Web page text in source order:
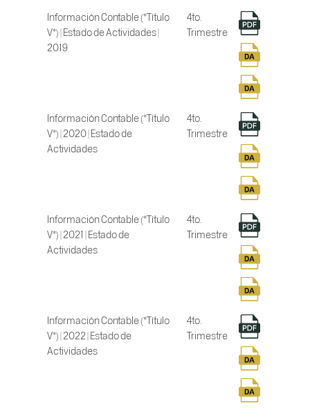
Información Contable (*Título
V*) | Estado de Actividades |
2019
4to.
Trimestre
Información Contable (*Título
V*) | 2020 | Estado de
Actividades
4to.
Trimestre
Información Contable (*Título
V*) | 2021 | Estado de
Actividades
4to.
Trimestre
Información Contable (*Título
V*) | 2022 | Estado de
Actividades
4to.
Trimestre